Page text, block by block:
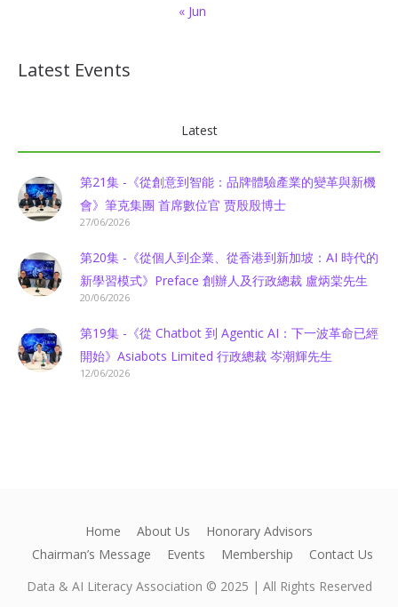
« Jun
Latest Events
Latest
第21集 -《從創意到智能：品牌體驗產業的變革與新機
會》筆克集團 首席數位官 贾殷殷博士
27/06/2026
第20集 -《從個人到企業、從香港到新加坡：AI 時代的
新學習模式》Preface 創辦人及行政總裁 盧炳棠先生
20/06/2026
第19集 -《從 Chatbot 到 Agentic AI：下一波革命已經
開始》Asiabots Limited 行政總裁 岑潮輝先生
12/06/2026
Home About Us
Honorary Advisors
Chairman’s Message
Events Membership
Contact Us
Data & AI Literacy Association © 2025 | All Rights Reserved